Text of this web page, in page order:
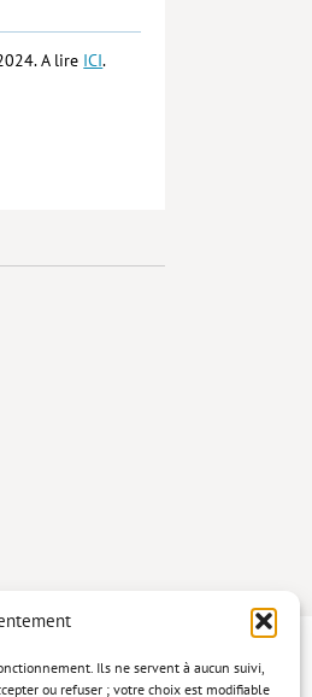
Ils ne servent à aucun suivi,
ou refuser ; votre choix est modifiable
A lire ICI.